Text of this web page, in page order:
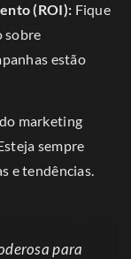
(ROI): Fique
sobre
estão
marketing
sempre
e tendências.
para